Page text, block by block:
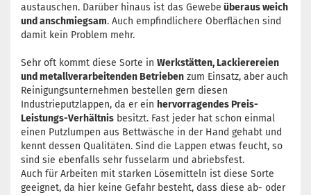
austauschen. Darüber hinaus ist das Gewebe überaus weich
und anschmiegsam. Auch empfindlichere Oberflächen sind
damit kein Problem mehr.
Sehr oft kommt diese Sorte in Werkstätten, Lackierereien
und metallverarbeitenden Betrieben zum Einsatz, aber auch
Reinigungsunternehmen bestellen gern diesen
Industrieputzlappen, da er ein hervorragendes Preis-
Leistungs-Verhältnis besitzt. Fast jeder hat schon einmal
einen Putzlumpen aus Bettwäsche in der Hand gehabt und
kennt dessen Qualitäten. Sind die Lappen etwas feucht, so
sind sie ebenfalls sehr fusselarm und abriebsfest.
Auch für Arbeiten mit starken Lösemitteln ist diese Sorte
geeignet, da hier keine Gefahr besteht, dass diese ab- oder